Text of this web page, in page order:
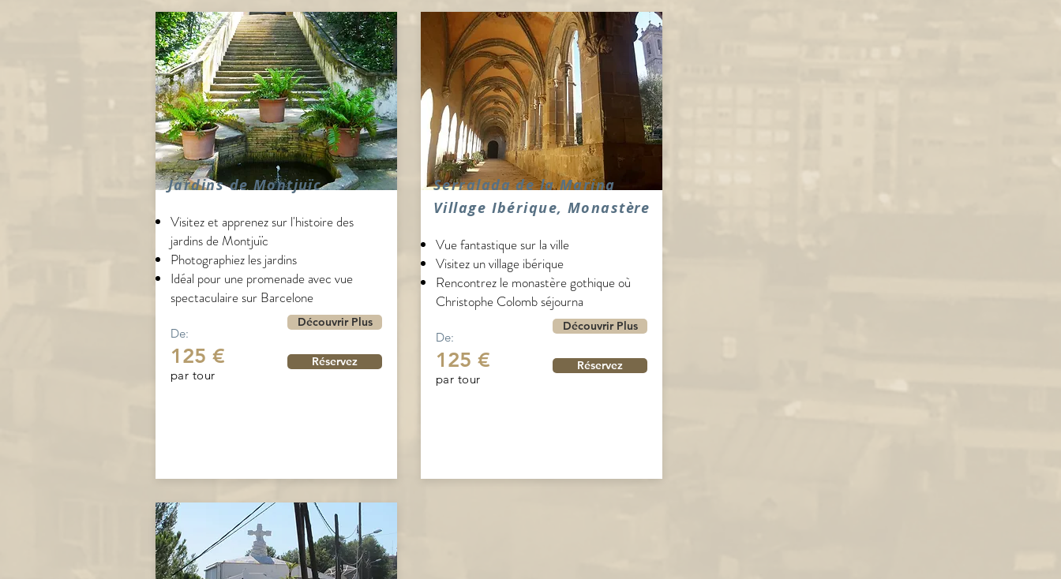
Jardins de Montjuïc
Visitez et apprenez sur l'histoire des
jardins de Montjuïc
Photographiez les jardins
Idéal pour une promenade avec vue
spectaculaire sur Barcelone
De:
125 €
par tour
Découvrir Plus
Réservez
Serralada de la Marina
Village Ibérique, Monastère
Vue fantastique sur la ville
Visitez un village ibérique
Rencontrez le monastère gothique où
Christophe Colomb séjourna
De:
125 €
par tour
Découvrir Plus
Réservez